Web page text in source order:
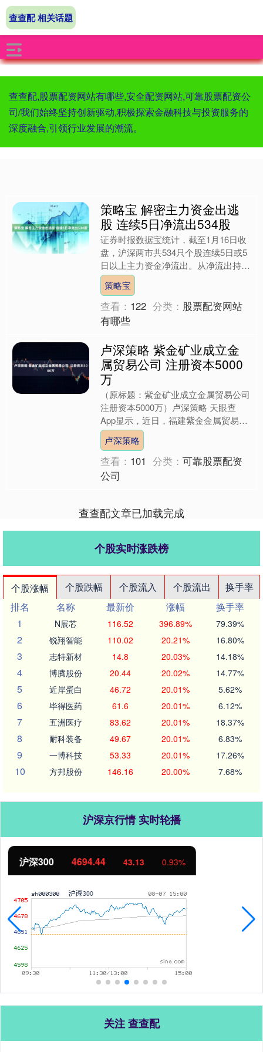
查查配,股票配资网站有哪些,安全配资网站,可靠股票配资公
司/我们始终坚持创新驱动,积极探索金融科技与投资服务的
深度融合,引领行业发展的潮流。
查查配 相关话题
策略宝 解密主力资金出逃
股 连续5日净流出534股
证券时报数据宝统计，截至1月16日收
盘，沪深两市共534只个股连续5日或5
日以上主力资金净流出。从净流出持续
时间来看，秦安股份连续18日主力资
金净流出，排名第一....
策略宝
查看： 122 分类： 股票配资网站
有哪些
卢深策略 紫金矿业成立金
属贸易公司 注册资本5000
万
（原标题：紫金矿业成立金属贸易公司
注册资本5000万）卢深策略 天眼查
App显示，近日，福建紫金金属贸易有
限公司成立，法定代表人为林淑贞，注
册资本5000万人....
卢深策略
查看： 101 分类：可靠股票配资
公司
查查配文章已加载完成
个股实时涨跌榜
个股涨幅 个股跌幅 个股流入 个股流出
换手率
排名
名称 最新价 涨幅
换手率
1
N展芯 116.52 396.89% 79.39%
2 锐翔智能 110.02 20.21% 16.80%
3 志特新材 14.8 20.03% 14.18%
4 博腾股份 20.44 20.02% 14.77%
5 近岸蛋白 46.72 20.01% 5.62%
6 毕得医药 61.6 20.01% 6.12%
7 五洲医疗 83.62 20.01% 18.37%
8 耐科装备 49.67 20.01% 6.83%
9 一博科技 53.33 20.01% 17.26%
10 方邦股份 146.16 20.00% 7.68%
沪深京行情 实时轮播
北证50 1134.24 11.37
关注 查查配